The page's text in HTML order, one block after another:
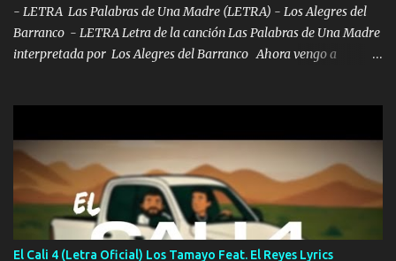
- LETRA Las Palabras de Una Madre (LETRA) - Los Alegres del
Barranco - LETRA Letra de la canción Las Palabras de Una Madre
interpretada por Los Alegres del Barranco Ahora vengo a
quiso, él tiempo sigue pasando y nunca te olvidaremos, aquí
seguiré esperando hasta volvernos a vernos El recuerdo que yo
tengo de mi mente no se va, en mi corazón me llevo lo mismo que
tu papá, a veces me pongo triste porque no puedo mirarte, mas se
que tu me escuchas porque tu eres mi gran ángel, El desespero me
llega para reunirme contigo, tu iluminas mi sendero por siempre
El Cali 4 (Letra Oficial) Los Tamayo Feat. El Reyes Lyrics